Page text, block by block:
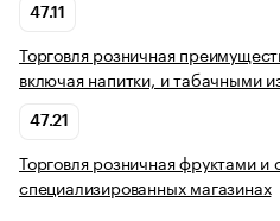
47.11
Торговля розничная
включая напитки, и табачными
47.21
Торговля розничная фруктами и
специализированных магазинах